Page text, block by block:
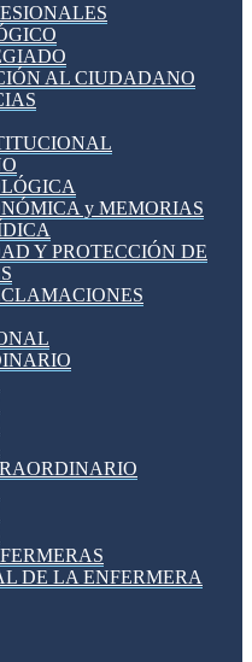
AL CIUDADANO
y MEMORIAS
Y PROTECCIÓN DE
DE LA ENFERMERA